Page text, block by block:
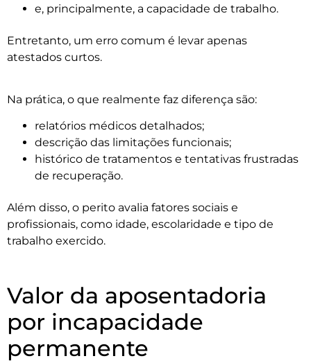
e, principalmente, a capacidade de trabalho.
Entretanto, um erro comum é levar apenas
atestados curtos.
Na prática, o que realmente faz diferença são:
relatórios médicos detalhados;
descrição das limitações funcionais;
histórico de tratamentos e tentativas frustradas
de recuperação.
Além disso, o perito avalia fatores sociais e
profissionais, como idade, escolaridade e tipo de
trabalho exercido.
Valor da aposentadoria
por incapacidade
permanente